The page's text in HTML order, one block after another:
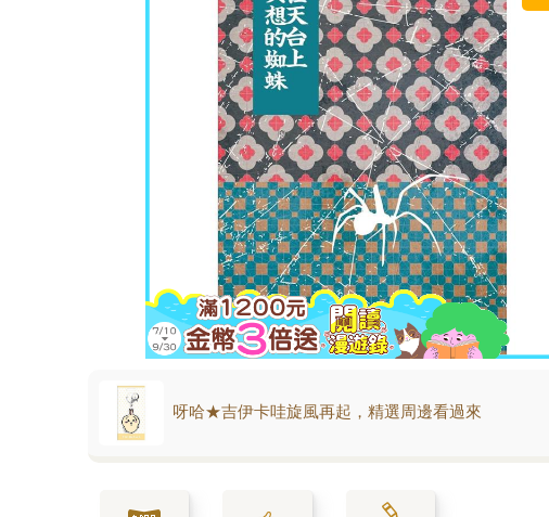
呀哈★吉伊卡哇旋風再起，精選周邊看過來